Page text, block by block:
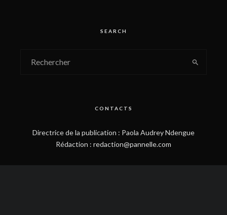
SEARCH
CONTACTS
Directrice de la publication : Paola Audrey Ndengue
Rédaction : redaction@pannelle.com